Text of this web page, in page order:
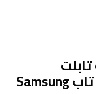
سامسونج جالكسي تاب Samsung